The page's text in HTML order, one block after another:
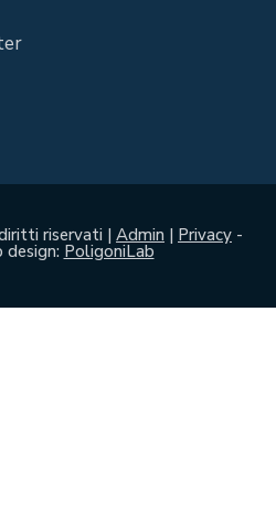
riservati | Admin | Privacy -
design: PoligoniLab